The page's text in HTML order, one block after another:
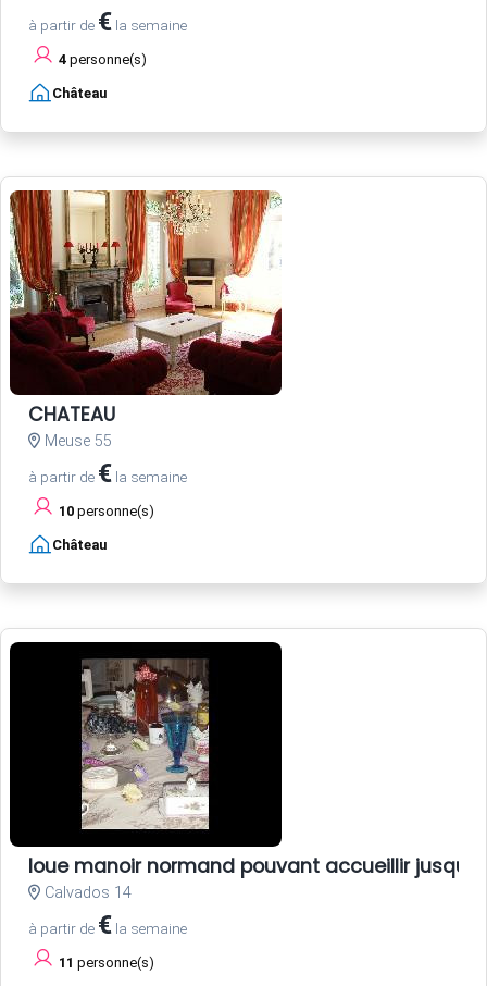
à partir de € la semaine
4 personne(s)
Château
CHATEAU
Meuse 55
à partir de € la semaine
10 personne(s)
Château
loue manoir normand pouvant accueillir
Calvados 14
à partir de € la semaine
11 personne(s)